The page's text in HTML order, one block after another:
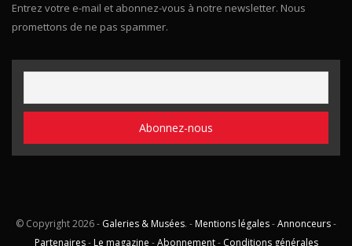
Entrez votre e-mail et abonnez-vous à notre newsletter. Nous
promettons de ne pas spammer.
© Copyright2026 - Galeries & Musées. - Mentions légales-Annonceurs-
Partenaires- Le magazine -Abonnement- Conditions générales